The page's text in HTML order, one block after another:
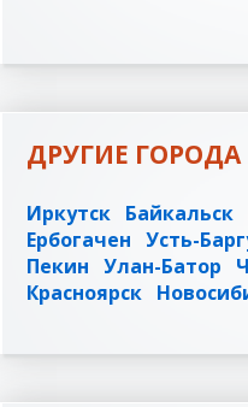
ДРУГИЕ ГОРОДА
Иркутск Байкальск
Ербогачен Усть-
Пекин Улан-Батор
Красноярск